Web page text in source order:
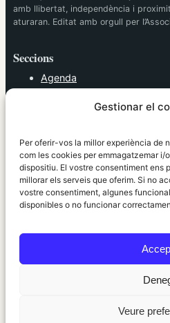
Gestionar el
Per oferir-vos la millor experiència de
com les cookies per emmagatzemar
dispositiu. El vostre consentiment ens
millorar els serveis que oferim. Si no
vostre consentiment, algunes
disponibles o no funcionar
Veure
amb llibertat, independència i
aturaran. Editat amb orgull per
Seccions
Agenda
Política
Societat
Tendències
elRidaura.com